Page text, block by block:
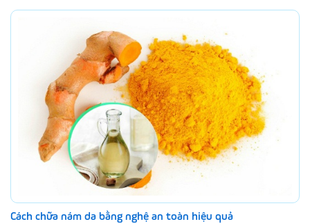
Cách chữa nám da bằng nghệ an toàn hiệu quả